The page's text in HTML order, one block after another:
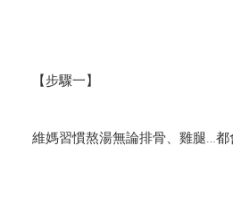
【步驟一】
維媽習慣熬湯無論排骨、雞腿…